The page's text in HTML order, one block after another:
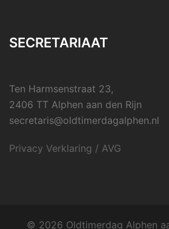
SECRETARIAAT
Ten Harmsenstraat 23,
2406 TT Alphen aan den Rijn
secretaris@oldtimerdagalphen.nl
Privacy Verklaring / AVG
© 2026 Oldtimerdag Alphen